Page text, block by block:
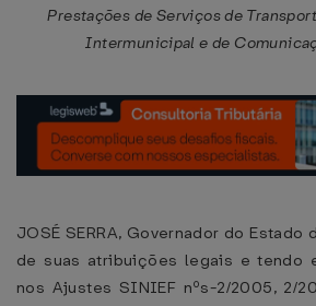
Prestações de Serviços de
Intermunicipal e de
JOSÉ SERRA, Governador do Estado
de suas atribuições legais e tendo
nos Ajustes SINIEF nºs-2/2005, 2/